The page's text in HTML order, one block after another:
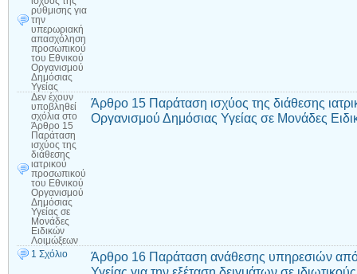
ρύθμισης για
την
υπερωριακή
απασχόληση
προσωπικού
του Εθνικού
Οργανισμού
Δημόσιας
Υγείας
Δεν έχουν
υποβληθεί
σχόλια στο
Άρθρο 15
Παράταση
ισχύος της
διάθεσης
ιατρικού
προσωπικού
του Εθνικού
Οργανισμού
Δημόσιας
Υγείας σε
Μονάδες
Ειδικών
Λοιμώξεων
Άρθρο 15 Παράταση ισχύος της διάθεσης
Οργανισμού Δημόσιας Υγείας σε Μονάδες
1 Σχόλιο
Άρθρο 16 Παράταση ανάθεσης υπηρεσιών